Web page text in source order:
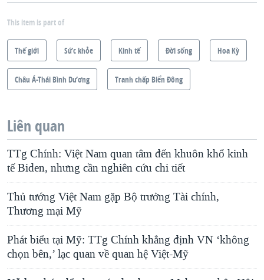
This item is part of
Thế giới Sức khỏe Kinh tế Ðời sống Hoa Kỳ
Châu Á-Thái Bình Dương Tranh chấp Biển Đông
Liên quan
TTg Chính: Việt Nam quan tâm đến khuôn khổ kinh
tế Biden, nhưng cần nghiên cứu chi tiết
Thủ tướng Việt Nam gặp Bộ trưởng Tài chính,
Thương mại Mỹ
Phát biểu tại Mỹ: TTg Chính khẳng định VN ‘không
chọn bên,’ lạc quan về quan hệ Việt-Mỹ